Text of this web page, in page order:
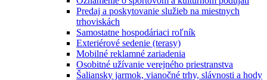
Predaj a poskytovanie služieb na miestnych
trhoviskách
Samostatne hospodáriaci roľník
Exteriérové sedenie (terasy)
Mobilné reklamné zariadenia
Osobitné užívanie verejného priestranstva
Šaliansky jarmok, vianočné trhy, slávnosti a hody